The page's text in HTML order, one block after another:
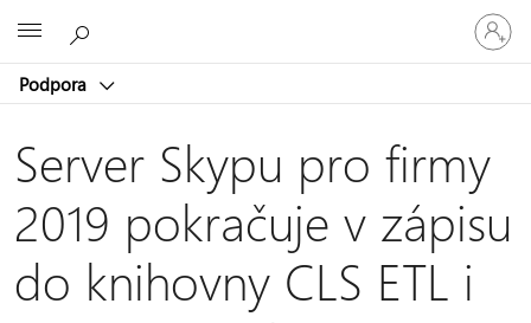
Podpora
Přihlaste
se
ke
účtu
Server Skypu pro firmy
2019 pokračuje v zápisu
do knihovny CLS ETL i